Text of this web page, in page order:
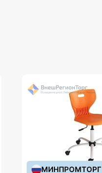
МИНПРОМТОРГ